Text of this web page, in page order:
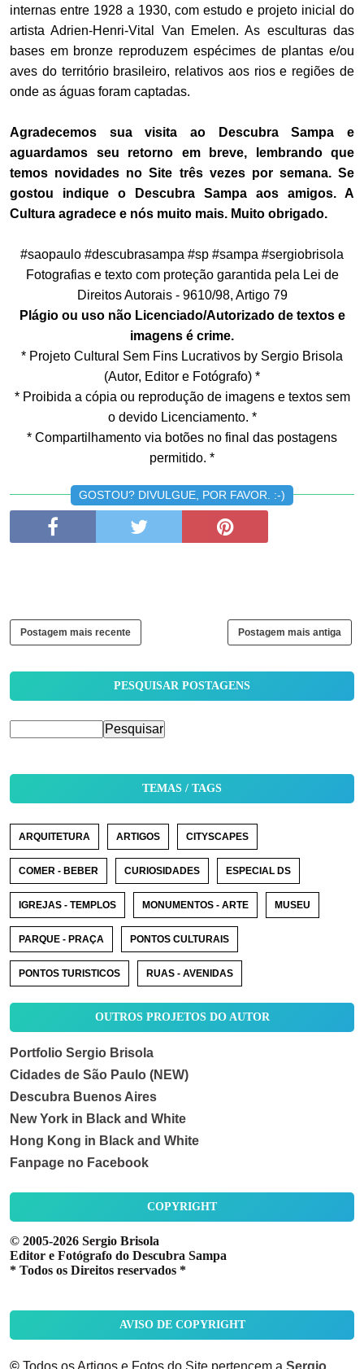
internas entre 1928 a 1930, com estudo e projeto inicial do
artista Adrien-Henri-Vital Van Emelen. As esculturas das
bases em bronze reproduzem espécimes de plantas e/ou
aves do território brasileiro, relativos aos rios e regiões de
onde as águas foram captadas.
Agradecemos sua visita ao Descubra Sampa e
aguardamos seu retorno em breve, lembrando que
temos novidades no Site três vezes por semana. Se
gostou indique o Descubra Sampa aos amigos. A
Cultura agradece e nós muito mais. Muito obrigado.
#saopaulo #descubrasampa #sp #sampa #sergiobrisola
Fotografias e texto com proteção garantida pela Lei de
Direitos Autorais - 9610/98, Artigo 79
Plágio ou uso não Licenciado/Autorizado de textos e
imagens é crime.
* Projeto Cultural Sem Fins Lucrativos by Sergio Brisola
(Autor, Editor e Fotógrafo) *
* Proibida a cópia ou reprodução de imagens e textos sem
o devido Licenciamento. *
* Compartilhamento via botões no final das postagens
permitido. *
GOSTOU? DIVULGUE, POR FAVOR. :-)
Postagem mais recente Postagem mais antiga
PESQUISAR POSTAGENS
TEMAS / TAGS
ARQUITETURA ARTIGOS CITYSCAPES
COMER - BEBER CURIOSIDADES ESPECIAL DS
IGREJAS - TEMPLOS MONUMENTOS - ARTE MUSEU
PARQUE - PRAÇA PONTOS CULTURAIS
PONTOS TURISTICOS RUAS - AVENIDAS
OUTROS PROJETOS DO AUTOR
Portfolio Sergio Brisola
Cidades de São Paulo (NEW)
Descubra Buenos Aires
New York in Black and White
Hong Kong in Black and White
Fanpage no Facebook
COPYRIGHT
© 2005-2026 Sergio Brisola
Editor e Fotógrafo do Descubra Sampa
* Todos os Direitos reservados *
AVISO DE COPYRIGHT